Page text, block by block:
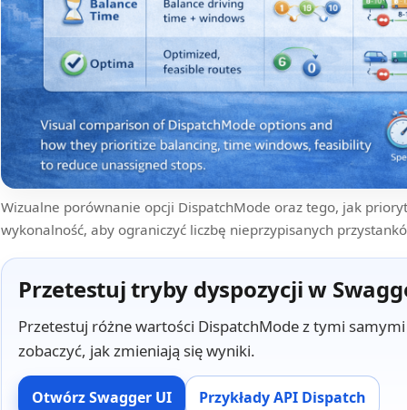
Wizualne porównanie opcji DispatchMode oraz tego, jak
wykonalność, aby ograniczyć liczbę nieprzypisanych
Przetestuj tryby dyspozycji w
Przetestuj różne wartości DispatchMode z tymi
zobaczyć, jak zmieniają się wyniki.
Otwórz Swagger UI Przykłady API Dispatch